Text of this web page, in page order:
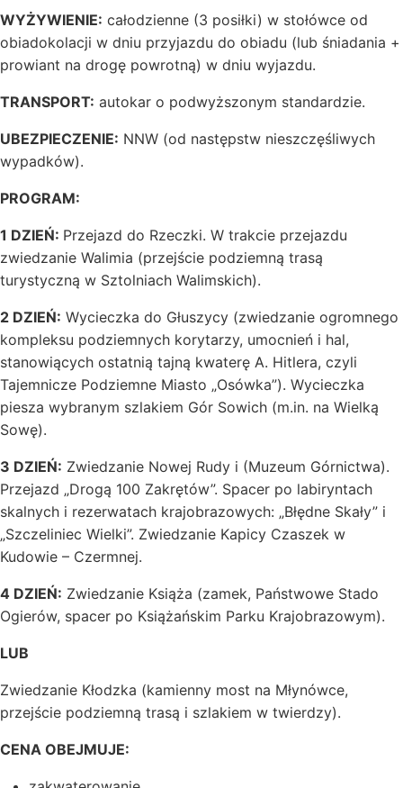
WYŻYWIENIE: całodzienne (3 posiłki) w stołówce od
obiadokolacji w dniu przyjazdu do obiadu (lub śniadania +
prowiant na drogę powrotną) w dniu wyjazdu.
TRANSPORT: autokar o podwyższonym standardzie.
UBEZPIECZENIE: NNW (od następstw nieszczęśliwych
wypadków).
PROGRAM:
1 DZIEŃ: Przejazd do Rzeczki. W trakcie przejazdu
zwiedzanie Walimia (przejście podziemną trasą
turystyczną w Sztolniach Walimskich).
2 DZIEŃ: Wycieczka do Głuszycy (zwiedzanie ogromnego
kompleksu podziemnych korytarzy, umocnień i hal,
stanowiących ostatnią tajną kwaterę A. Hitlera, czyli
Tajemnicze Podziemne Miasto „Osówka”). Wycieczka
piesza wybranym szlakiem Gór Sowich (m.in. na Wielką
Sowę).
3 DZIEŃ: Zwiedzanie Nowej Rudy i (Muzeum Górnictwa).
Przejazd „Drogą 100 Zakrętów”. Spacer po labiryntach
skalnych i rezerwatach krajobrazowych: „Błędne Skały” i
„Szczeliniec Wielki”. Zwiedzanie Kapicy Czaszek w
Kudowie – Czermnej.
4 DZIEŃ: Zwiedzanie Książa (zamek, Państwowe Stado
Ogierów, spacer po Książańskim Parku Krajobrazowym).
LUB
Zwiedzanie Kłodzka (kamienny most na Młynówce,
przejście podziemną trasą i szlakiem w twierdzy).
CENA OBEJMUJE: